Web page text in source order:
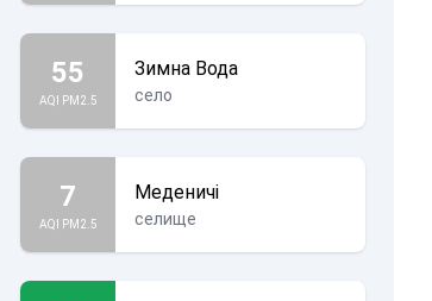
55
AQI PM2.5
Зимна Вода
село
7
AQI PM2.5
Меденичі
селище